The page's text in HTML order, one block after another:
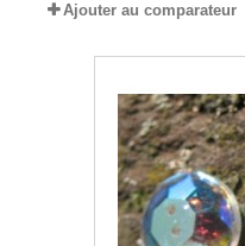
Ajouter au comparateur